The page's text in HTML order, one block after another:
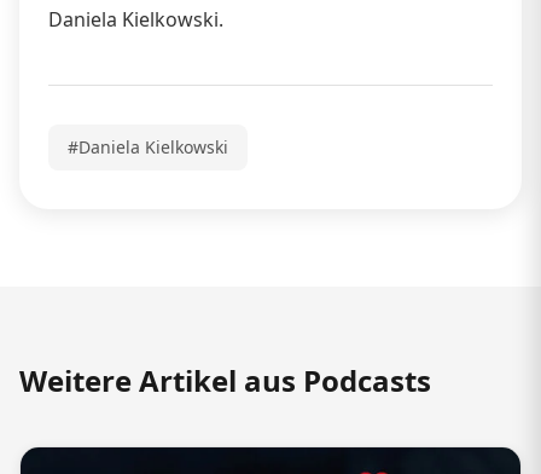
Daniela Kielkowski.
#Daniela Kielkowski
Weitere Artikel aus Podcasts